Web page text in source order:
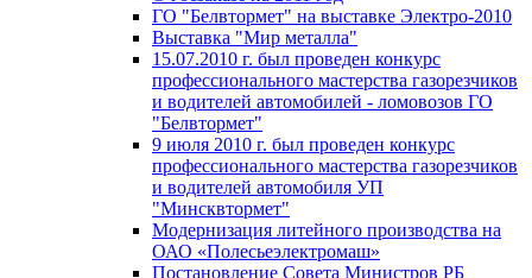
ГО "Белвтормет" на выставке Электро-2010
Выставка "Мир металла"
15.07.2010 г. был проведен конкурс
профессионального мастерства газорезчиков
и водителей автомобилей - ломовозов ГО
"Белвтормет"
9 июля 2010 г. был проведен конкурс
профессионального мастерства газорезчиков
и водителей автомобиля УП
"Минсквтормет"
Модернизация литейного производства на
ОАО «Полесьеэлектромаш»
Постановление Совета Министров РБ